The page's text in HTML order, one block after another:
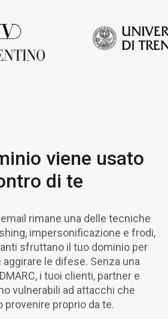
viene usato
di te
rimane una delle tecniche
impersonificazione e frodi,
sfruttano il tuo dominio per
le difese. Senza una
i tuoi clienti, partner e
vulnerabili ad attacchi che
provenire proprio da te.